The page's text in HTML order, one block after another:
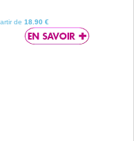
de 18.90 €